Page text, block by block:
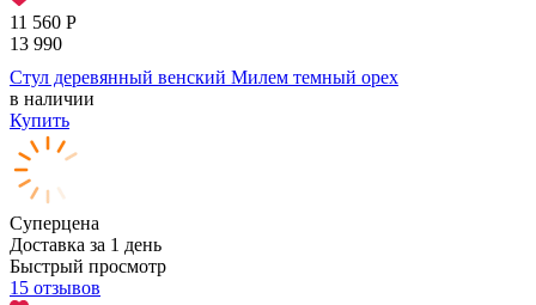
11 560 Р
13 990
Стул деревянный венский Милем темный орех
в наличии
Купить
Суперцена
Доставка за 1 день
Быстрый просмотр
15 отзывов